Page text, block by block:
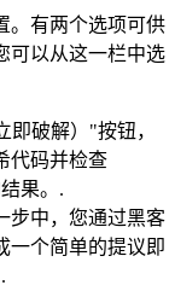
。有两个选项可供
可以从这一栏中选
破解）"按钮，
代码并检查
果。.
步中，您通过黑客
一个简单的提议即